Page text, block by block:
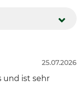
25.07.2026
und ist sehr